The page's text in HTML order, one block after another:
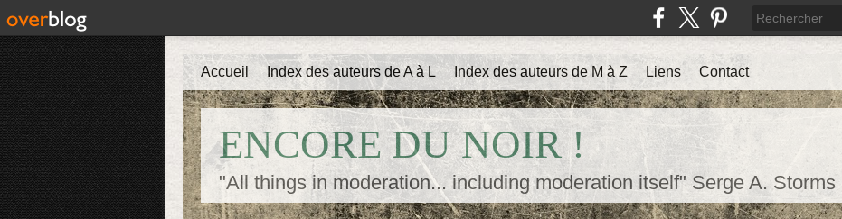
ENCORE DU NOIR !
"All things in moderation... including moderation itself" Serge A. Storms
Accueil Index des auteurs de A à L Index des auteurs de M à Z Liens Contact